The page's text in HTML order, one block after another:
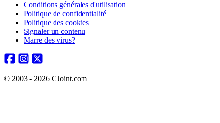
Conditions générales d'utilisation
Politique de confidentialité
Politique des cookies
Signaler un contenu
Marre des virus?
© 2003 - 2026 CJoint.com